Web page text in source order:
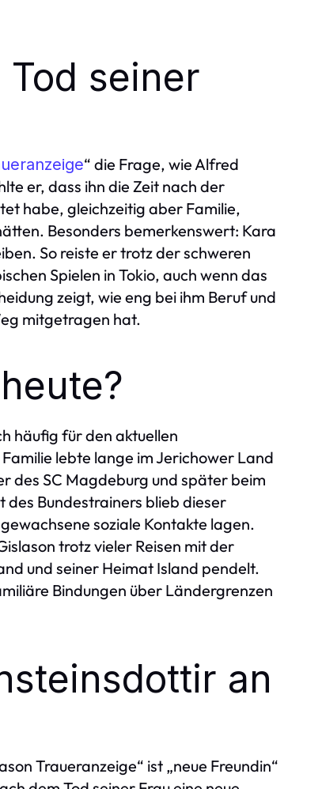
seiner
“ die Frage, wie Alfred
er, dass ihn die Zeit nach der
habe, gleichzeitig aber Familie,
Besonders bemerkenswert: Kara
So reiste er trotz der schweren
Spielen in Tokio, auch wenn das
zeigt, wie eng bei ihm Beruf und
mitgetragen hat.
häufig für den aktuellen
lebte lange im Jerichower Land
des SC Magdeburg und später beim
Bundestrainers blieb dieser
soziale Kontakte lagen.
trotz vieler Reisen mit der
und seiner Heimat Island pendelt.
Bindungen über Ländergrenzen
an
Traueranzeige“ ist „neue Freundin“